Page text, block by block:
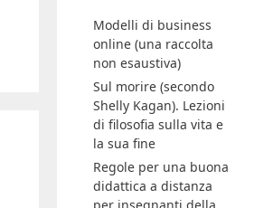
Modelli di business
online (una raccolta
non esaustiva)
Sul morire (secondo
Shelly Kagan). Lezioni
di filosofia sulla vita e
la sua fine
Regole per una buona
didattica a distanza